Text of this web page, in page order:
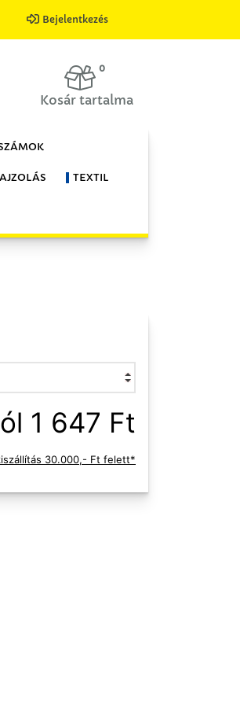
Bejelentkezés
0
Kosár tartalma
TEXTIL
1 647 Ft
30.000,- Ft felett*